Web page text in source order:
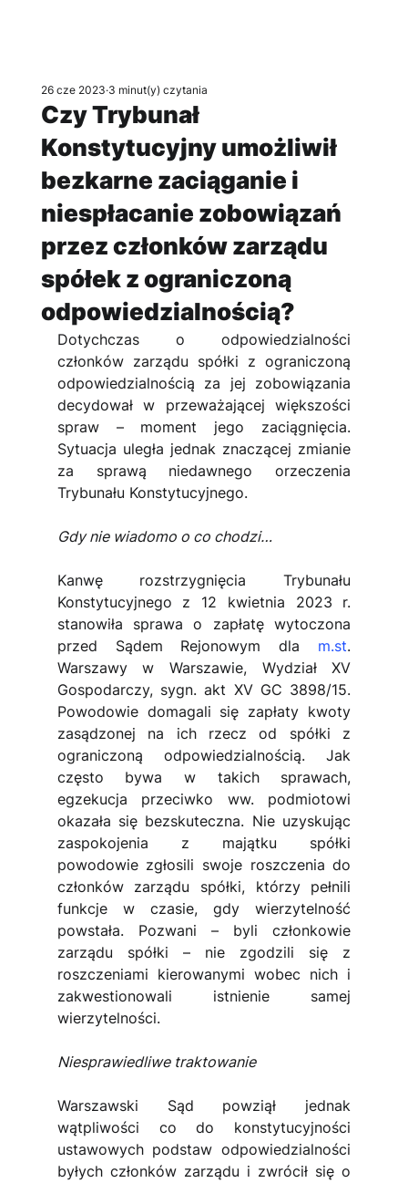
Czy Trybunał
Konstytucyjny umożliwił
bezkarne zaciąganie i
niespłacanie zobowiązań
przez członków zarządu
spółek z ograniczoną
odpowiedzialnością?
26 cze 2023 3 minut(y) czytania
Dotychczas o odpowiedzialności
członków zarządu spółki z ograniczoną
odpowiedzialnością za jej zobowiązania
decydował w przeważającej większości
spraw – moment jego zaciągnięcia.
Sytuacja uległa jednak znaczącej zmianie
za sprawą niedawnego orzeczenia
Trybunału Konstytucyjnego.
Gdy nie wiadomo o co chodzi…
Kanwę rozstrzygnięcia Trybunału
Konstytucyjnego z 12 kwietnia 2023 r.
stanowiła sprawa o zapłatę wytoczona
przed Sądem Rejonowym dla m.st.
Warszawy w Warszawie, Wydział XV
Gospodarczy, sygn. akt XV GC 3898/15.
Powodowie domagali się zapłaty kwoty
zasądzonej na ich rzecz od spółki z
ograniczoną odpowiedzialnością. Jak
często bywa w takich sprawach,
egzekucja przeciwko ww. podmiotowi
okazała się bezskuteczna. Nie uzyskując
zaspokojenia z majątku spółki
powodowie zgłosili swoje roszczenia do
członków zarządu spółki, którzy pełnili
funkcje w czasie, gdy wierzytelność
powstała. Pozwani – byli członkowie
zarządu spółki – nie zgodzili się z
roszczeniami kierowanymi wobec nich i
zakwestionowali istnienie samej
wierzytelności.
Niesprawiedliwe traktowanie
Warszawski Sąd powziął jednak
wątpliwości co do konstytucyjności
ustawowych podstaw odpowiedzialności
byłych członków zarządu i zwrócił się o